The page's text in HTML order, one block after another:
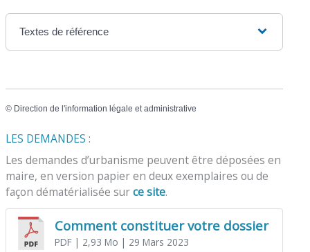
Textes de référence
© Direction de l'information légale et administrative
LES DEMANDES :
Les demandes d’urbanisme peuvent être déposées en
maire, en version papier en deux exemplaires ou de
façon dématérialisée surce site.
Comment constituer votre dossier
PDF| 2,93 Mo | 29 Mars 2023